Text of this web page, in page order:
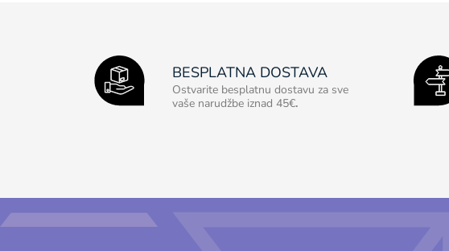
BESPLATNA DOSTAVA
Ostvarite besplatnu dostavu za sve
vaše narudžbe iznad 45€.